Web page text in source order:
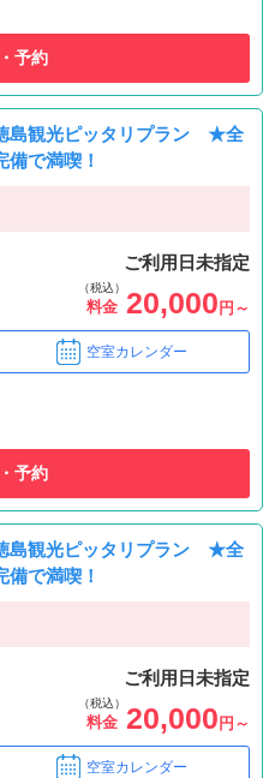
予約
島観光ピッタリプラン ★全
で満喫！
ご利用日未指定
（税込）
料金 20,000 円～
空室カレンダー
予約
島観光ピッタリプラン ★全
で満喫！
ご利用日未指定
（税込）
料金 20,000 円～
空室カレンダー